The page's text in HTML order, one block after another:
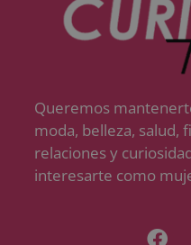
Queremos
moda, belleza, salud,
relaciones y
interesarte como